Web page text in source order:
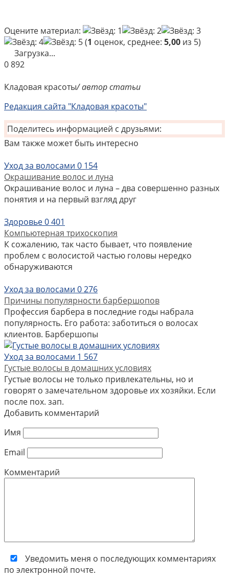
Оцените материал:
(1 оценок, среднее: 5,00 из 5)
Загрузка...
0892
Кладовая красоты/ автор статьи
Редакция сайта "Кладовая красоты"
Поделитесь информацией с друзьями:
Вам также может быть интересно
Уход за волосами 0 154
Окрашивание волос и луна
Окрашивание волос и луна – два совершенно разных
понятия и на первый взгляд друг
Здоровье0401
Компьютерная трихоскопия
К сожалению, так часто бывает, что появление
проблем с волосистой частью головы нередко
обнаруживаются
Уход за волосами 0276
Причины популярности барбершопов
Профессия барбера в последние годы набрала
популярность. Его работа: заботиться о волосах
клиентов. Барбершопы
Уход за волосами 1 567
Густые волосы в домашних условиях
Густые волосы не только привлекательны, но и
говорят о замечательном здоровье их хозяйки. Если
после пох. зап.
Добавить комментарий
Имя
Email
Комментарий
Уведомить меня о последующих комментариях
по электронной почте.